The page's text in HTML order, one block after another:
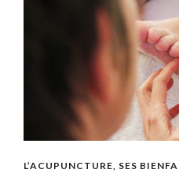
L’ACUPUNCTURE, SES